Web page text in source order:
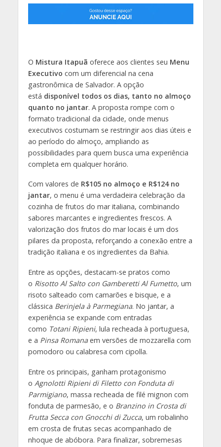
O Mistura Itapuã oferece aos clientes seu Menu
Executivo com um diferencial na cena
gastronômica de Salvador. A opção
está disponível todos os dias, tanto no almoço
quanto no jantar. A proposta rompe com o
formato tradicional da cidade, onde menus
executivos costumam se restringir aos dias úteis e
ao período do almoço, ampliando as
possibilidades para quem busca uma experiência
completa em qualquer horário.
Com valores de R$105 no almoço e R$124 no
jantar, o menu é uma verdadeira celebração da
cozinha de frutos do mar italiana, combinando
sabores marcantes e ingredientes frescos. A
valorização dos frutos do mar locais é um dos
pilares da proposta, reforçando a conexão entre a
tradição italiana e os ingredientes da Bahia.
Entre as opções, destacam-se pratos como
o Risotto Al Salto con Gamberetti Al Fumetto, um
risoto salteado com camarões e bisque, e a
clássica Berinjela à Parmegiana. No jantar, a
experiência se expande com entradas
como Totani Ripieni, lula recheada à portuguesa,
e a Pinsa Romanaem versões de mozzarella com
pomodoro ou calabresa com cipolla.
Entre os principais, ganham protagonismo
o Agnolotti Ripieni di Filetto con Fonduta di
Parmigiano, massa recheada de filé mignon com
fonduta de parmesão, e o Branzino in Crosta di
Frutta Secca con Gnocchi di Zucca, um robalinho
em crosta de frutas secas acompanhado de
nhoque de abóbora. Para finalizar, sobremesas